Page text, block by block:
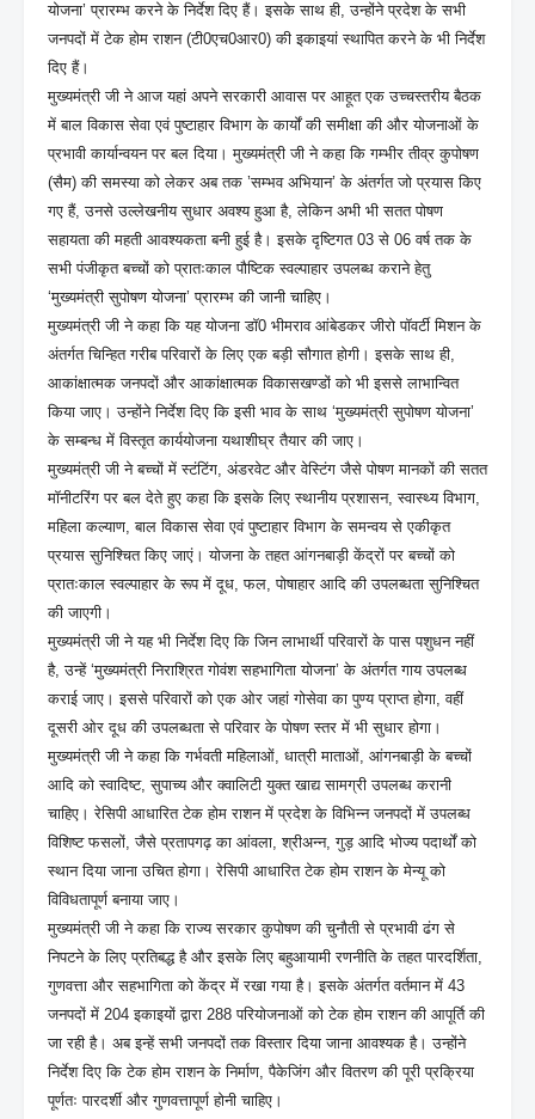
योजना’ प्रारम्भ करने के निर्देश दिए हैं। इसके साथ ही, उन्होंने प्रदेश के सभी
जनपदों में टेक होम राशन (टी0एच0आर0) की इकाइयां स्थापित करने के भी निर्देश
दिए हैं।
मुख्यमंत्री जी ने आज यहां अपने सरकारी आवास पर आहूत एक उच्चस्तरीय बैठक
में बाल विकास सेवा एवं पुष्टाहार विभाग के कार्यों की समीक्षा की और योजनाओं के
प्रभावी कार्यान्वयन पर बल दिया। मुख्यमंत्री जी ने कहा कि गम्भीर तीव्र कुपोषण
(सैम) की समस्या को लेकर अब तक ’सम्भव अभियान’ के अंतर्गत जो प्रयास किए
गए हैं, उनसे उल्लेखनीय सुधार अवश्य हुआ है, लेकिन अभी भी सतत पोषण
सहायता की महती आवश्यकता बनी हुई है। इसके दृष्टिगत 03 से 06 वर्ष तक के
सभी पंजीकृत बच्चों को प्रातःकाल पौष्टिक स्वल्पाहार उपलब्ध कराने हेतु
‘मुख्यमंत्री सुपोषण योजना’ प्रारम्भ की जानी चाहिए।
मुख्यमंत्री जी ने कहा कि यह योजना डॉ0 भीमराव आंबेडकर जीरो पॉवर्टी मिशन के
अंतर्गत चिन्हित गरीब परिवारों के लिए एक बड़ी सौगात होगी। इसके साथ ही,
आकांक्षात्मक जनपदों और आकांक्षात्मक विकासखण्डों को भी इससे लाभान्वित
किया जाए। उन्होंने निर्देश दिए कि इसी भाव के साथ ‘मुख्यमंत्री सुपोषण योजना’
के सम्बन्ध में विस्तृत कार्ययोजना यथाशीघ्र तैयार की जाए।
मुख्यमंत्री जी ने बच्चों में स्टंटिंग, अंडरवेट और वेस्टिंग जैसे पोषण मानकों की सतत
मॉनीटरिंग पर बल देते हुए कहा कि इसके लिए स्थानीय प्रशासन, स्वास्थ्य विभाग,
महिला कल्याण, बाल विकास सेवा एवं पुष्टाहार विभाग के समन्वय से एकीकृत
प्रयास सुनिश्चित किए जाएं। योजना के तहत आंगनबाड़ी केंद्रों पर बच्चों को
प्रातःकाल स्वल्पाहार के रूप में दूध, फल, पोषाहार आदि की उपलब्धता सुनिश्चित
की जाएगी।
मुख्यमंत्री जी ने यह भी निर्देश दिए कि जिन लाभार्थी परिवारों के पास पशुधन नहीं
है, उन्हें ‘मुख्यमंत्री निराश्रित गोवंश सहभागिता योजना’ के अंतर्गत गाय उपलब्ध
कराई जाए। इससे परिवारों को एक ओर जहां गोसेवा का पुण्य प्राप्त होगा, वहीं
दूसरी ओर दूध की उपलब्धता से परिवार के पोषण स्तर में भी सुधार होगा।
मुख्यमंत्री जी ने कहा कि गर्भवती महिलाओं, धात्री माताओं, आंगनबाड़ी के बच्चों
आदि को स्वादिष्ट, सुपाच्य और क्वालिटी युक्त खाद्य सामग्री उपलब्ध करानी
चाहिए। रेसिपी आधारित टेक होम राशन में प्रदेश के विभिन्न जनपदों में उपलब्ध
विशिष्ट फसलों, जैसे प्रतापगढ़ का आंवला, श्रीअन्न, गुड़ आदि भोज्य पदार्थों को
स्थान दिया जाना उचित होगा। रेसिपी आधारित टेक होम राशन के मेन्यू को
विविधतापूर्ण बनाया जाए।
मुख्यमंत्री जी ने कहा कि राज्य सरकार कुपोषण की चुनौती से प्रभावी ढंग से
निपटने के लिए प्रतिबद्ध है और इसके लिए बहुआयामी रणनीति के तहत पारदर्शिता,
गुणवत्ता और सहभागिता को केंद्र में रखा गया है। इसके अंतर्गत वर्तमान में 43
जनपदों में 204 इकाइयों द्वारा 288 परियोजनाओं को टेक होम राशन की आपूर्ति की
जा रही है। अब इन्हें सभी जनपदों तक विस्तार दिया जाना आवश्यक है। उन्होंने
निर्देश दिए कि टेक होम राशन के निर्माण, पैकेजिंग और वितरण की पूरी प्रक्रिया
पूर्णतः पारदर्शी और गुणवत्तापूर्ण होनी चाहिए।